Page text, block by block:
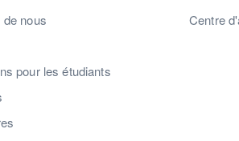
nous
pour les étudiants
Centre